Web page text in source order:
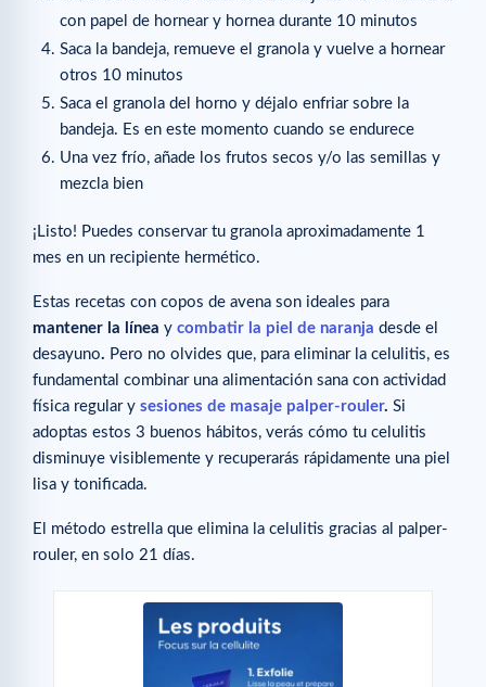
con papel de hornear y hornea durante 10 minutos
Saca la bandeja, remueve el granola y vuelve a hornear
otros 10 minutos
Saca el granola del horno y déjalo enfriar sobre la
bandeja. Es en este momento cuando se endurece
Una vez frío, añade los frutos secos y/o las semillas y
mezcla bien
¡Listo! Puedes conservar tu granola aproximadamente 1
mes en un recipiente hermético.
Estas recetas con copos de avena son ideales para
mantener la línea y combatir la piel de naranja desde el
desayuno. Pero no olvides que, para eliminar la celulitis, es
fundamental combinar una alimentación sana con actividad
física regular y sesiones de masaje palper-rouler. Si
adoptas estos 3 buenos hábitos, verás cómo tu celulitis
disminuye visiblemente y recuperarás rápidamente una piel
lisa y tonificada.
El método estrella que elimina la celulitis gracias al palper-
rouler, en solo 21 días.